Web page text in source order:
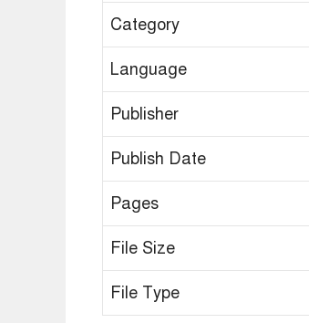
Category
Language
Publisher
Publish Date
Pages
File Size
File Type